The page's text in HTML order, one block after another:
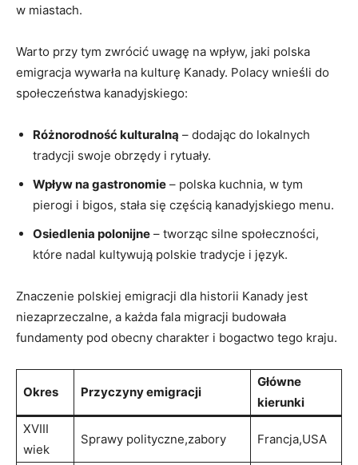
w miastach.
Warto przy tym zwrócić uwagę na wpływ, jaki polska
emigracja wywarła na kulturę Kanady. Polacy wnieśli do
społeczeństwa kanadyjskiego:
Różnorodność kulturalną – dodając do lokalnych
tradycji swoje obrzędy i rytuały.
Wpływ na gastronomie – polska kuchnia, w tym
pierogi i bigos, stała się częścią kanadyjskiego menu.
Osiedlenia polonijne – tworząc silne społeczności,
które nadal kultywują polskie tradycje i język.
Znaczenie polskiej emigracji dla historii Kanady jest
niezaprzeczalne, a każda fala migracji budowała
fundamenty pod obecny charakter i bogactwo tego kraju.
Okres Przyczyny emigracji
Główne
kierunki
XVIII
wiek
Sprawy polityczne,zabory Francja,USA